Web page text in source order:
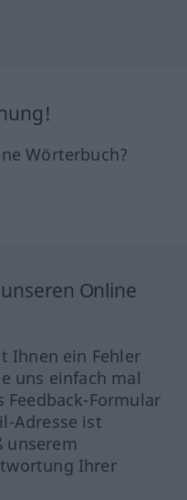
Wörterbuch?
Online
Ihnen ein Fehler
uns einfach mal
Feedback-Formular
Adresse ist
unserem
Ihrer